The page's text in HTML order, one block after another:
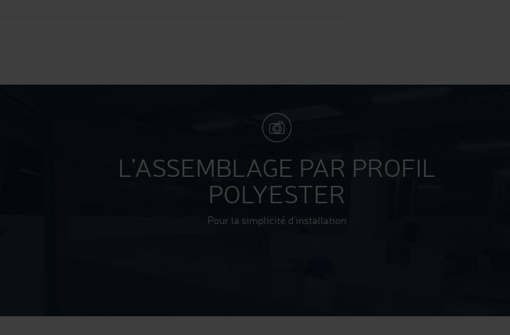
L’ASSEMBLAGE PAR PROFIL
POLYESTER
Pour la simplicité d’installation